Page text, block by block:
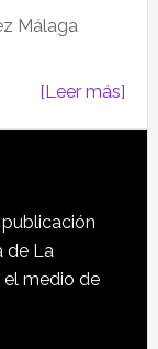
Málaga
[Leer más]
de La
el medio de